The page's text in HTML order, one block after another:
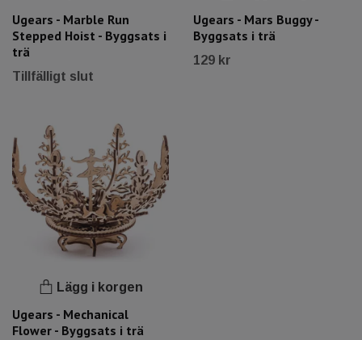
Ugears - Marble Run
Stepped Hoist - Byggsats i
trä
Tillfälligt slut
Ugears - Mars Buggy -
Byggsats i trä
129 kr
Lägg i korgen
Ugears - Mechanical
Flower - Byggsats i trä